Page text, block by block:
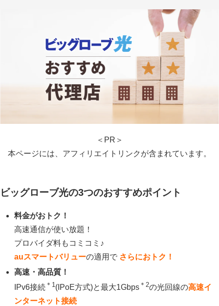
＜PR＞
本ページには、アフィリエイトリンクが含まれています。
ビッグローブ光の3つのおすすめポイント
料金がおトク！
高速通信が使い放題！
プロバイダ料もコミコミ♪
auスマートバリューの適用で さらにおトク！
高速・高品質！
IPv6接続 ＊1(IPoE方式)と最大1Gbps ＊2の光回線の高速イ
ンターネット接続